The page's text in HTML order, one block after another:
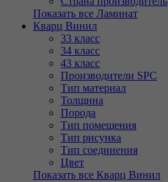
Показать все Ламинат
Кварц Винил
33 класс
34 класс
43 класс
Производители SPC
Тип материал
Толщина
Порода
Тип помещения
Тип рисунка
Тип соединения
Цвет
Показать все Кварц Винил